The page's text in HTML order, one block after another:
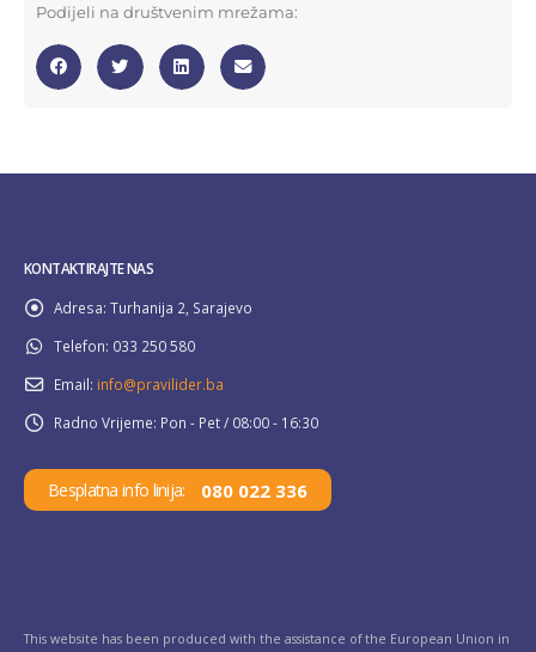
Podijeli na društvenim mrežama:
KONTAKTIRAJTE NAS
Adresa: Turhanija 2, Sarajevo
Telefon: 033 250 580
Email: info@pravilider.ba
Radno Vrijeme: Pon - Pet / 08:00 - 16:30
Besplatna info linija: 080 022 336
This website has been produced with the assistance of the European Union in